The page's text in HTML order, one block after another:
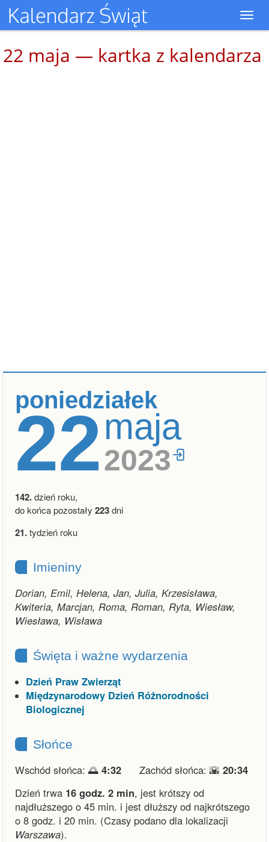
22 maja — kartka z kalendarza
poniedziałek
22maja
2023
142.dzień roku,
do końca pozostały 223dni
21.tydzień roku
Imieniny
Dorian, Emil, Helena, Jan, Julia, Krzesisława,
Kwiteria, Marcjan, Roma, Roman, Ryta, Wiesław,
Wiesława, Wisława
Święta i ważne wydarzenia
Dzień Praw Zwierząt
Międzynarodowy Dzień Różnorodności
Biologicznej
Słońce
Wschód słońca: 🌅 4:32 Zachód słońca: 🌇 20:34
Dzień trwa 16 godz. 2 min, jest krótszy od
najdłuższego o 45 min. i jest dłuższy od najkrótszego
o 8 godz. i 20 min. (Czasy podano dla lokalizacji
Warszawa).